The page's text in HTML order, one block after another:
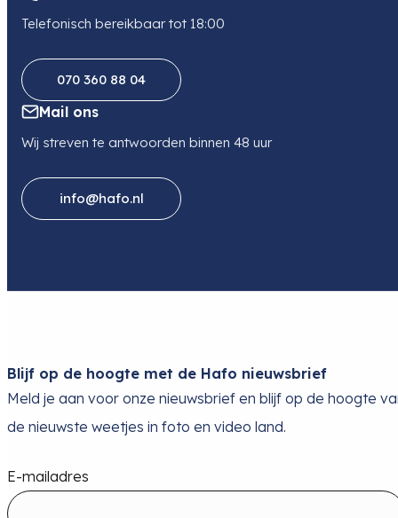
Telefonisch bereikbaar tot 18:00
070 360 88 04
Mail ons
Wij streven te antwoorden binnen 48 uur
info@hafo.nl
Blijf op de hoogte met de Hafo nieuwsbrief
Meld je aan voor onze nieuwsbrief en blijf op de hoogte
de nieuwste weetjes in foto en video land.
E-mailadres